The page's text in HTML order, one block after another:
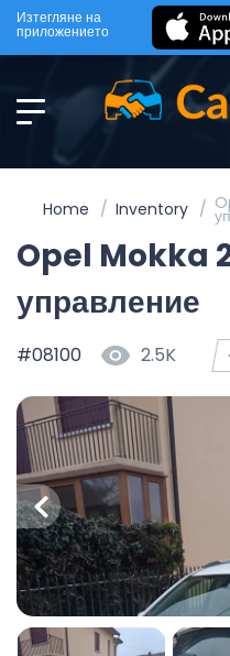
Изтегляне на
приложението
Home Inventory
Opel Mokka
управление
#08100 2.5K